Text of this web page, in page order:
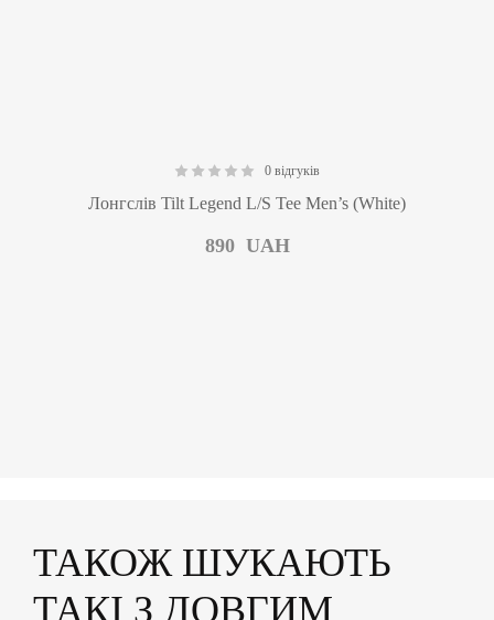
0 відгуків
Лонгслів Tilt Legend L/S Tee Men’s (White)
890 UAH
ТАКОЖ ШУКАЮТЬ
ТАКІ З ДОВГИМ